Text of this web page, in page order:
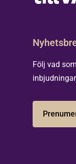
Följ vad